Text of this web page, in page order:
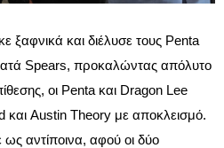
ξαφνικά και διέλυσε τους Penta
Spears, προκαλώντας απόλυτο
οι Penta και Dragon Lee
και Austin Theory με αποκλεισμό.
αντίποινα, αφού οι δύο